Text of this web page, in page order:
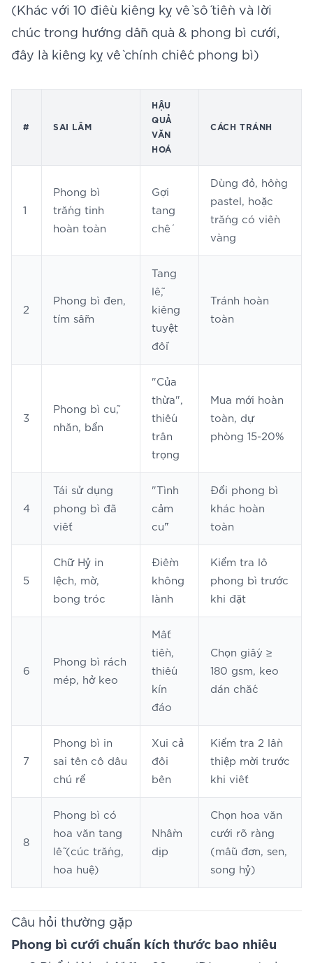
(Khác với 10 điều kiêng kỵ về số tiền và lời
chúc trong hướng dẫn quà & phong bì cưới,
đây là kiêng kỵ về chính chiếc phong bì)
# SAI LẦM
HẬU
QUẢ
VĂN
HOÁ
CÁCH TRÁNH
1
Phong bì
trắng tinh
hoàn toàn
Gợi
tang
chế
Dùng đỏ, hồng
pastel, hoặc
trắng có viền
vàng
2
Phong bì đen,
tím sẫm
Tang
lễ,
kiêng
tuyệt
đối
Tránh hoàn
toàn
3
Phong bì cũ,
nhăn, bẩn
"Của
thừa",
thiếu
trân
trọng
Mua mới hoàn
toàn, dự
phòng 15-20%
4
Tái sử dụng
phong bì đã
viết
"Tình
cảm
cũ"
Đổi phong bì
khác hoàn
toàn
5
Chữ Hỷ in
lệch, mờ,
bong tróc
Điềm
không
lành
Kiểm tra lô
phong bì trước
khi đặt
6
Phong bì rách
mép, hở keo
Mất
tiền,
thiếu
kín
đáo
Chọn giấy ≥
180 gsm, keo
dán chắc
7
Phong bì in
sai tên cô dâu
chú rể
Xui cả
đôi
bên
Kiểm tra 2 lần
thiệp mời trước
khi viết
8
Phong bì có
hoa văn tang
lễ (cúc trắng,
hoa huệ)
Nhầm
dịp
Chọn hoa văn
cưới rõ ràng
(mẫu đơn, sen,
song hỷ)
Câu hỏi thường gặp
Phong bì cưới chuẩn kích thước bao nhiêu